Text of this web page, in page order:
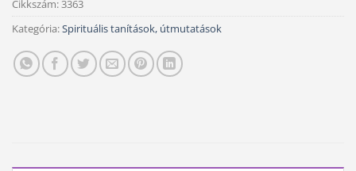
Cikkszám:3363
Kategória:Spirituális tanítások, útmutatások